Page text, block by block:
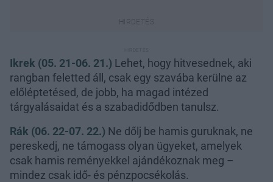
Ikrek (05. 21-06. 21.) Lehet, hogy hitvesednek, aki
rangban feletted áll, csak egy szavába kerülne az
előléptetésed, de jobb, ha magad intézed
tárgyalásaidat és a szabadidődben tanulsz.
Rák (06. 22-07. 22.) Ne dőlj be hamis guruknak, ne
pereskedj, ne támogass olyan ügyeket, amelyek
csak hamis reményekkel ajándékoznak meg –
mindez csak idő- és pénzpocsékolás.